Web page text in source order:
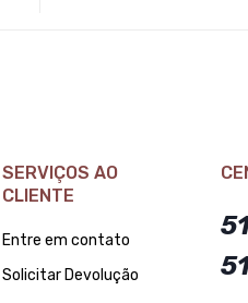
SERVIÇOS AO
CLIENTE
Entre em contato
Solicitar Devolução